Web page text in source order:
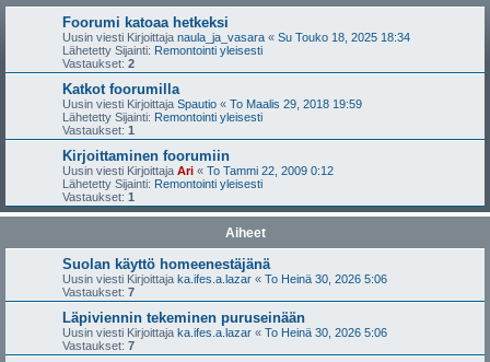
Foorumi katoaa hetkeksi
Uusin viesti Kirjoittaja naula_ja_vasara « Su Touko 18, 2025 18:34
Lähetetty Sijainti: Remontointi yleisesti
Vastaukset: 2
Katkot foorumilla
Uusin viesti Kirjoittaja Spautio « To Maalis 29, 2018 19:59
Lähetetty Sijainti: Remontointi yleisesti
Vastaukset: 1
Kirjoittaminen foorumiin
Uusin viesti Kirjoittaja Ari « To Tammi 22, 2009 0:12
Lähetetty Sijainti: Remontointi yleisesti
Vastaukset: 1
Aiheet
Suolan käyttö homeenestäjänä
Uusin viesti Kirjoittaja ka.ifes.a.lazar « To Heinä 30, 2026 5:06
Vastaukset: 7
Läpiviennin tekeminen puruseinään
Uusin viesti Kirjoittaja ka.ifes.a.lazar « To Heinä 30, 2026 5:06
Vastaukset: 7